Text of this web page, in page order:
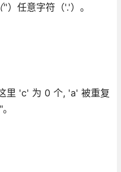
''）任意字符（'.'）。
里 'c' 为 0 个, 'a' 被重复